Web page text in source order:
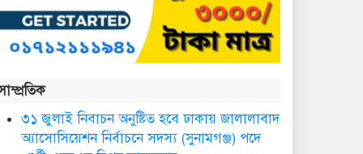
নতুন জেলা প্রশাসকের
যোগদান, বিদায় নিলেন
আব্দুল আহাদ
ছাত‌কে দৈনিক সুনামকণ্ঠ’র
৩১ জুলাই নিবাচন অনু‌ষ্টিত হ‌বে ঢাকায় জালালাবাদ
অ্যাসোসিয়েশন নির্বাচনে সদস্য (সুনামগঞ্জ) পদে